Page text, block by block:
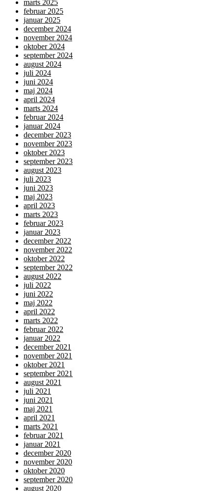
marts 2025
februar 2025
januar 2025
december 2024
november 2024
oktober 2024
september 2024
august 2024
juli 2024
juni 2024
maj 2024
april 2024
marts 2024
februar 2024
januar 2024
december 2023
november 2023
oktober 2023
september 2023
august 2023
juli 2023
juni 2023
maj 2023
april 2023
marts 2023
februar 2023
januar 2023
december 2022
november 2022
oktober 2022
september 2022
august 2022
juli 2022
juni 2022
maj 2022
april 2022
marts 2022
februar 2022
januar 2022
december 2021
november 2021
oktober 2021
september 2021
august 2021
juli 2021
juni 2021
maj 2021
april 2021
marts 2021
februar 2021
januar 2021
december 2020
november 2020
oktober 2020
september 2020
august 2020